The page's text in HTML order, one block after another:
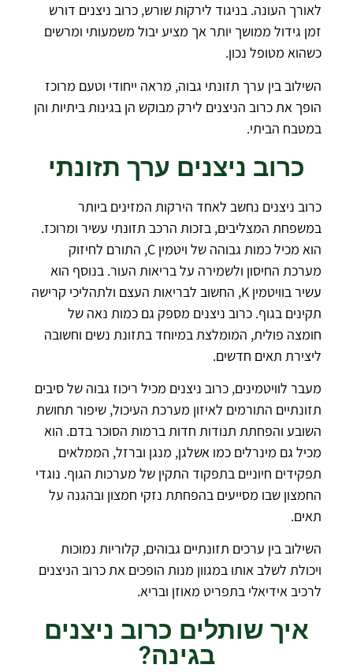
לאורך העונה. בניגוד לירקות שורש, כרוב ניצנים דורש
זמן גידול ממושך יותר אך מציע יבול משמעותי ומרשים
כשהוא מטופל נכון.
השילוב בין ערך תזונתי גבוה, מראה ייחודי וטעם מרוכז
הופך את כרוב הניצנים לירק מבוקש הן בגינות ביתיות והן
במטבח הביתי.
כרוב ניצנים ערך תזונתי
כרוב ניצנים נחשב לאחד הירקות המזינים ביותר
במשפחת המצליבים, בזכות הרכב תזונתי עשיר ומרוכז.
הוא מכיל כמות גבוהה של ויטמין C, התורם לחיזוק
מערכת החיסון ולשמירה על בריאות העור. בנוסף הוא
עשיר בוויטמין K, החשוב לבריאות העצם ולתהליכי קרישה
תקינים בגוף. כרוב ניצנים מספק גם כמות נאה של
חומצה פולית, המומלצת במיוחד בתזונת נשים וחשובה
ליצירת תאים חדשים.
מעבר לוויטמינים, כרוב ניצנים מכיל ריכוז גבוה של סיבים
תזונתיים התורמים לאיזון מערכת העיכול, שיפור תחושת
השובע והפחתת תנודות חדות ברמות הסוכר בדם. הוא
מכיל גם מינרלים כמו אשלגן, מנגן וברזל, הממלאים
תפקידים חיוניים בתפקוד התקין של מערכות הגוף. נוגדי
החמצון שבו מסייעים בהפחתת נזקי חמצון ובהגנה על
תאים.
השילוב בין ערכים תזונתיים גבוהים, קלוריות נמוכות
ויכולת לשלב אותו במגוון מנות הופכים את כרוב הניצנים
לרכיב אידיאלי בתפריט מאוזן ובריא.
איך שותלים כרוב ניצנים
בגינה?